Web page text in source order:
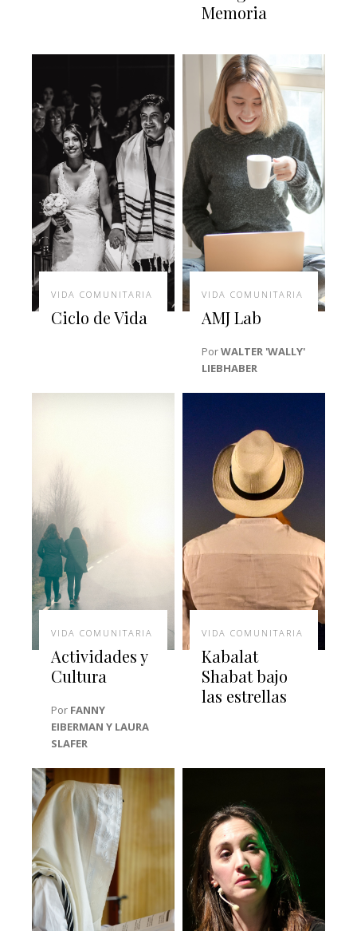
Memoria
VIDA COMUNITARIA
Ciclo de Vida
VIDA COMUNITARIA
AMJ Lab
PorWALTER 'WALLY'
LIEBHABER
VIDA COMUNITARIA
Actividades y
Cultura
Por FANNY
EIBERMAN Y LAURA
SLAFER
VIDA COMUNITARIA
Kabalat
Shabat bajo
las estrellas